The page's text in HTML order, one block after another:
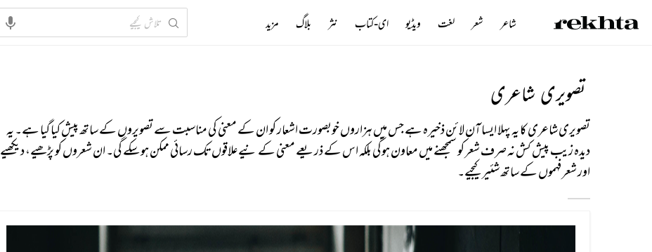
تصویری شاعری
تصویری شاعری کا یہ پہلا ایسا آن لائن ذخیرہ ہے جس میں ہزاروں خوبصورت اشعار کو ان کے معنی کی مناسبت سے تصویروں کے ساتھ پیش کیا گیا ہے۔ یہ
دیدہ زیب پیش کش نہ صرف شعر کو سمجھنے میں معاون ہوگی بلکہ اس کے ذریعے معنی کے نیےعلاقوں تک رسائی ممکن ہو سکے گی۔ ان شعروں کو پڑھیے، دیکھیے
اور شعر فہموں کے ساتھ شئیر کیجیے۔
شاعر شعر لغت ویڈیو ای-کتاب نثر بلاگ مزید